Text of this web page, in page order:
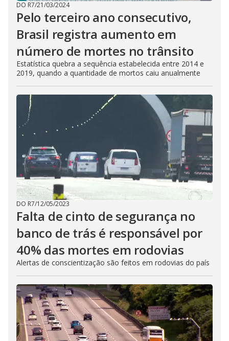
DO R7/21/03/2024
Pelo terceiro ano consecutivo,
Brasil registra aumento em
número de mortes no trânsito
Estatística quebra a sequência estabelecida entre 2014 e
2019, quando a quantidade de mortos caiu anualmente
DO R7/12/05/2023
Falta de cinto de segurança no
banco de trás é responsável por
40% das mortes em rodovias
Alertas de conscientização são feitos em rodovias do país